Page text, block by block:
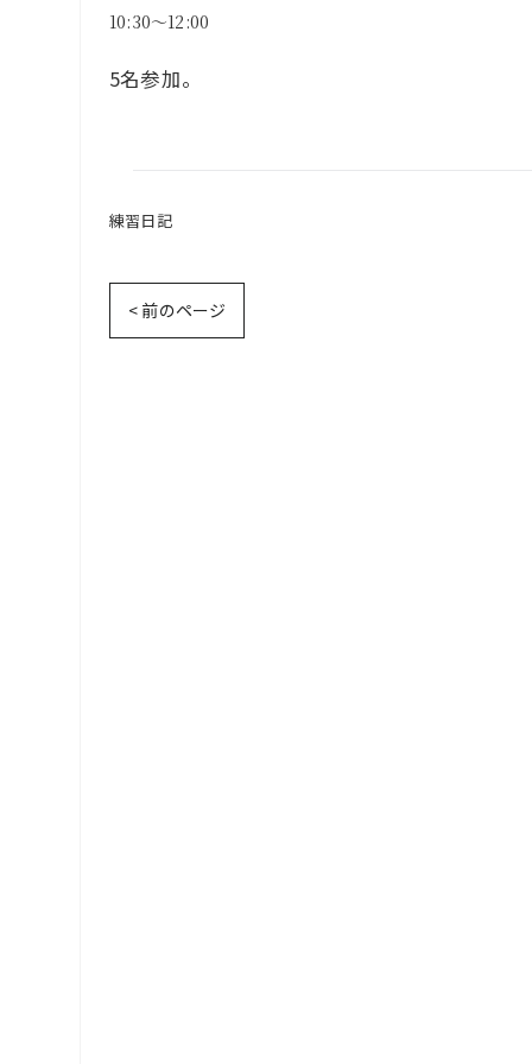
10:30～12:00
5名参加。
練習日記
< 前のページ